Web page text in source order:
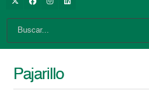
Pajarillo